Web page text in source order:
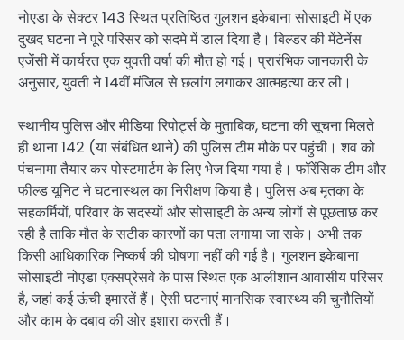
नोएडा के सेक्टर 143 स्थित प्रतिष्ठित गुलशन इकेबाना सोसाइटी में एक
दुखद घटना ने पूरे परिसर को सदमे में डाल दिया है। बिल्डर की मेंटेनेंस
एजेंसी में कार्यरत एक युवती वर्षा की मौत हो गई। प्रारंभिक जानकारी के
अनुसार, युवती ने 14वीं मंजिल से छलांग लगाकर आत्महत्या कर ली।
स्थानीय पुलिस और मीडिया रिपोर्ट्स के मुताबिक, घटना की सूचना मिलते
ही थाना 142 (या संबंधित थाने) की पुलिस टीम मौके पर पहुंची। शव को
पंचनामा तैयार कर पोस्टमार्टम के लिए भेज दिया गया है। फॉरेंसिक टीम और
फील्ड यूनिट ने घटनास्थल का निरीक्षण किया है। पुलिस अब मृतका के
सहकर्मियों, परिवार के सदस्यों और सोसाइटी के अन्य लोगों से पूछताछ कर
रही है ताकि मौत के सटीक कारणों का पता लगाया जा सके। अभी तक
किसी आधिकारिक निष्कर्ष की घोषणा नहीं की गई है। गुलशन इकेबाना
सोसाइटी नोएडा एक्सप्रेसवे के पास स्थित एक आलीशान आवासीय परिसर
है, जहां कई ऊंची इमारतें हैं। ऐसी घटनाएं मानसिक स्वास्थ्य की चुनौतियों
और काम के दबाव की ओर इशारा करती हैं।